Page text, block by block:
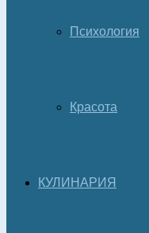
Психология
Красота
КУЛИНАРИЯ